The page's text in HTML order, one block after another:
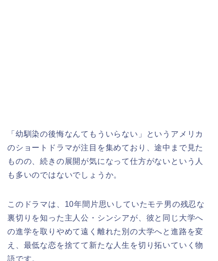
「幼馴染の後悔なんてもういらない」というアメリカ
のショートドラマが注目を集めており、途中まで見た
ものの、続きの展開が気になって仕方がないという人
も多いのではないでしょうか。
このドラマは、10年間片思いしていたモテ男の残忍な
裏切りを知った主人公・シンシアが、彼と同じ大学へ
の進学を取りやめて遠く離れた別の大学へと進路を変
え、最低な恋を捨てて新たな人生を切り拓いていく物
語です。